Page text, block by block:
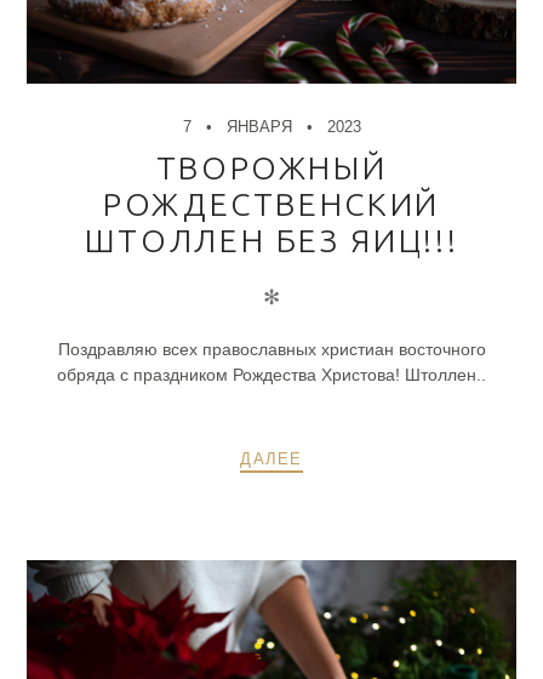
7 ЯНВАРЯ 2023
ТВОРОЖНЫЙ
РОЖДЕСТВЕНСКИЙ
ШТОЛЛЕН БЕЗ ЯИЦ!!!
✻
Поздравляю всех православных христиан восточного
обряда с праздником Рождества Христова! Штоллен..
ДАЛЕЕ